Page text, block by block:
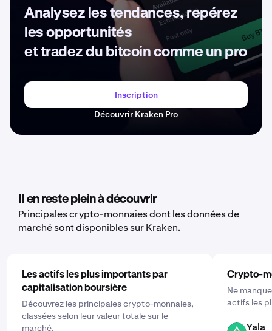
Analysez les tendances, repérez
les opportunités
et tradez du bitcoin comme un pro
Inscription
Découvrir Kraken Pro
Il en reste plein à découvrir
Principales crypto-monnaies dont les données de
marché sont disponibles sur Kraken.
Les actifs les plus importants par
capitalisation boursière
Découvrez les principales crypto-monnaies,
classées selon leur valeur totale sur le
marché.
Crypto-
Ne
actifs les
Yala